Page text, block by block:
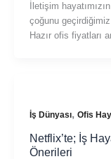
İletişim
çoğunu
Hazır ofis fiyatları
İş Dünyası, Ofis
Netflix’te; İş
Önerileri